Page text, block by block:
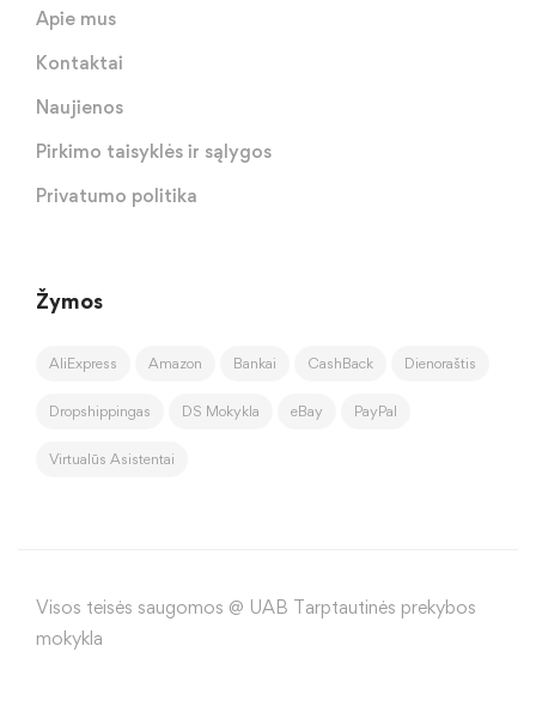
Apie mus
Kontaktai
Naujienos
Pirkimo taisyklės ir sąlygos
Privatumo politika
Žymos
AliExpress Amazon Bankai CashBack Dienoraštis
Dropshippingas DS Mokykla eBay PayPal
Virtualūs Asistentai
Visos teisės saugomos @ UAB Tarptautinės prekybos
mokykla